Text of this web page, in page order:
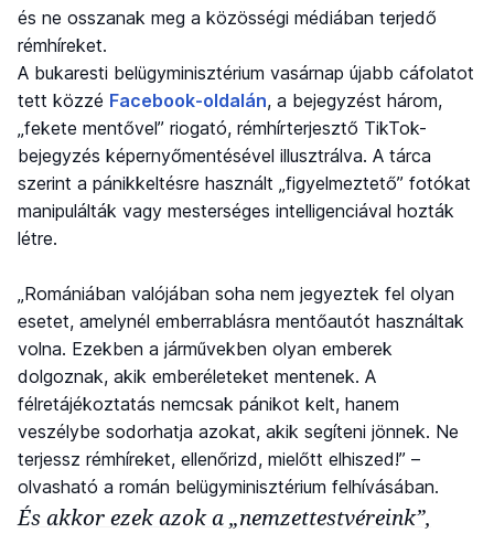
és ne osszanak meg a közösségi médiában terjedő
rémhíreket.
A bukaresti belügyminisztérium vasárnap újabb cáfolatot
tett közzé Facebook-oldalán, a bejegyzést három,
„fekete mentővel” riogató, rémhírterjesztő TikTok-
bejegyzés képernyőmentésével illusztrálva. A tárca
szerint a pánikkeltésre használt „figyelmeztető” fotókat
manipulálták vagy mesterséges intelligenciával hozták
létre.
„Romániában valójában soha nem jegyeztek fel olyan
esetet, amelynél emberrablásra mentőautót használtak
volna. Ezekben a járművekben olyan emberek
dolgoznak, akik emberéleteket mentenek. A
félretájékoztatás nemcsak pánikot kelt, hanem
veszélybe sodorhatja azokat, akik segíteni jönnek. Ne
terjessz rémhíreket, ellenőrizd, mielőtt elhiszed!” –
olvasható a román belügyminisztérium felhívásában.
És akkor ezek azok a „nemzettestvéreink”,